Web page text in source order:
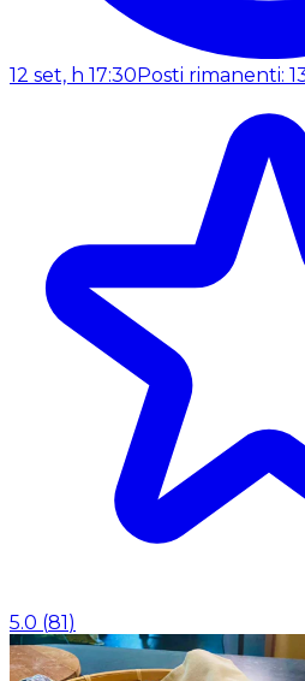
12 set, h 17:30Posti rimanenti:
5.0 (81)